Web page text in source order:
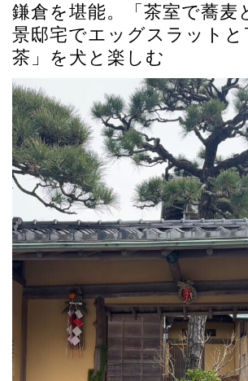
鎌倉を堪能。「茶室で蕎麦
景邸宅でエッグスラット
茶」を犬と楽しむ